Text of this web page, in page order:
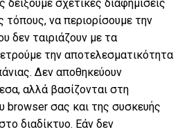
σχετικές διαφημίσεις
τόπους, να περιορίσουμε την
δεν ταιριάζουν με τα
την αποτελεσματικότητα
Δεν αποθηκεύουν
αλλά βασίζονται στη
browser σας και της συσκευής
διαδίκτυο. Εάν δεν